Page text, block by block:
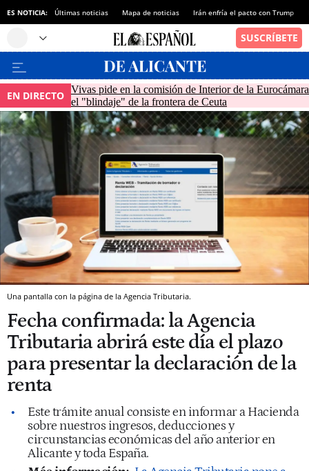
ES NOTICIA: Últimas noticias Mapa de noticias Irán enfría el pacto con Trump
EN DIRECTO Vivas pide en la comisión de Interior de la Eurocámara
el "blindaje" de la frontera de Ceuta
Una pantalla con la página de la Agencia Tributaria.
Fecha confirmada: la Agencia
Tributaria abrirá este día el plazo
para presentar la declaración de la
renta
Este trámite anual consiste en informar a Hacienda
sobre nuestros ingresos, deducciones y
circunstancias económicas del año anterior en
Alicante y toda España.